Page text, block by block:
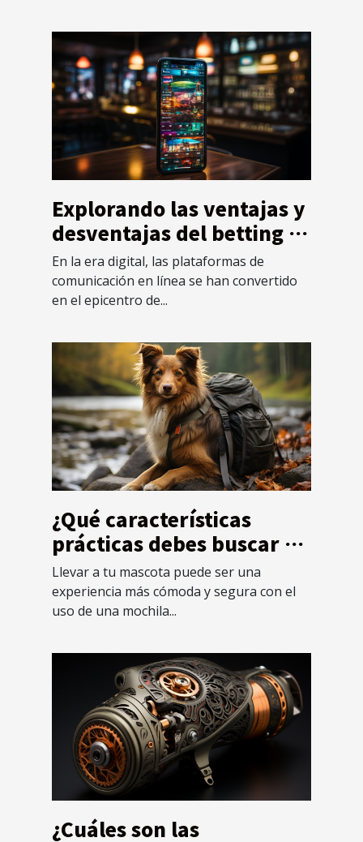
Explorando las ventajas y
desventajas del betting a
través de plataformas de
comunicación en línea
En la era digital, las plataformas de
comunicación en línea se han convertido
en el epicentro de...
¿Qué características
prácticas debes buscar en
una mochila diseñada
específicamente para
mascotas ?
Llevar a tu mascota puede ser una
experiencia más cómoda y segura con el
uso de una mochila...
¿Cuáles son las